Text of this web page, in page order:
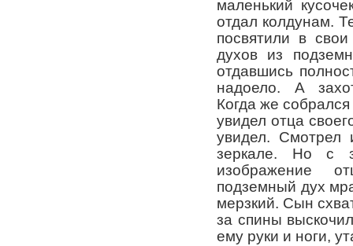
маленький
отдал колдунам.
посвятили в
духов из
отдавшись
надоело. А
Когда же
увидел отца
увидел. Смотрел
зеркале. Но с
изображение
подземный дух
мерзкий. Сын
за спины
ему руки и ноги,